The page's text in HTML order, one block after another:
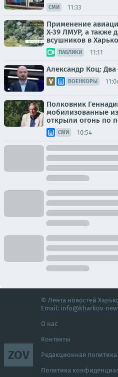
СМИ 11:33
Применение
Х-39 ЛМУР, а также
всушников в
ПАБЛИКИ 11:11
Александр Коц:
ВОЕНКОРЫ
Полковник
мобилизованные
открыли огонь по
СМИ 10:54
ZOV
© Лента новостей
Email: info@kharkov-
О нас
Контакты
Редакционная политика
Политика